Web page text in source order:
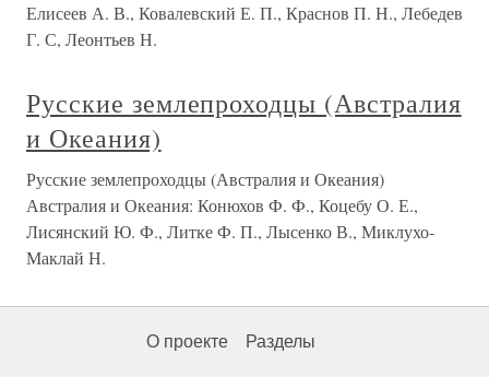
Елисеев А. В., Ковалевский Е. П., Краснов П. Н., Лебедев
Г. С, Леонтьев Н.
Русские землепроходцы (Австралия
и Океания)
Русские землепроходцы (Австралия и Океания)
Австралия и Океания: Конюхов Ф. Ф., Коцебу О. Е.,
Лисянский Ю. Ф., Литке Ф. П., Лысенко В., Миклухо-
Маклай Н.
О проекте Разделы